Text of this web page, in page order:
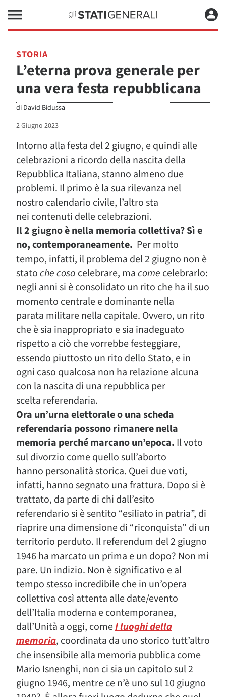
STORIA
L’eterna prova generale per
una vera festa repubblicana
di David Bidussa
2 Giugno 2023
Intorno alla festa del 2 giugno, e quindi alle
celebrazioni a ricordo della nascita della
Repubblica Italiana, stanno almeno due
problemi. Il primo è la sua rilevanza nel
nostro calendario civile, l’altro sta
nei contenuti delle celebrazioni.
Il 2 giugno è nella memoria collettiva? Sì e
no, contemporaneamente. Per molto
tempo, infatti, il problema del 2 giugno non è
statoche cosa celebrare, macome celebrarlo:
negli anni si è consolidato un rito che ha il suo
momento centrale e dominante nella
parata militare nella capitale. Ovvero, un rito
che è sia inappropriato e sia inadeguato
rispetto a ciò che vorrebbe festeggiare,
essendo piuttosto un rito dello Stato, e in
ogni caso qualcosa non ha relazione alcuna
con la nascita di una repubblica per
scelta referendaria.
Ora un’urna elettorale o una scheda
referendaria possono rimanere nella
memoria perché marcano un’epoca. Il voto
sul divorzio come quello sull’aborto
hanno personalità storica. Quei due voti,
infatti, hanno segnato una frattura. Dopo si è
trattato, da parte di chi dall’esito
referendario si è sentito “esiliato in patria”, di
riaprire una dimensione di “riconquista” di un
territorio perduto. Il referendum del 2 giugno
1946 ha marcato un prima e un dopo? Non mi
pare. Un indizio. Non è significativo e al
tempo stesso incredibile che in un’opera
collettiva così attenta alle date/evento
dell’Italia moderna e contemporanea,
dall’Unità a oggi, comeI luoghi della
memoria, coordinata da uno storico tutt’altro
che insensibile alla memoria pubblica come
Mario Isnenghi, non ci sia un capitolo sul 2
giugno 1946, mentre ce n’è uno sul 10 giugno